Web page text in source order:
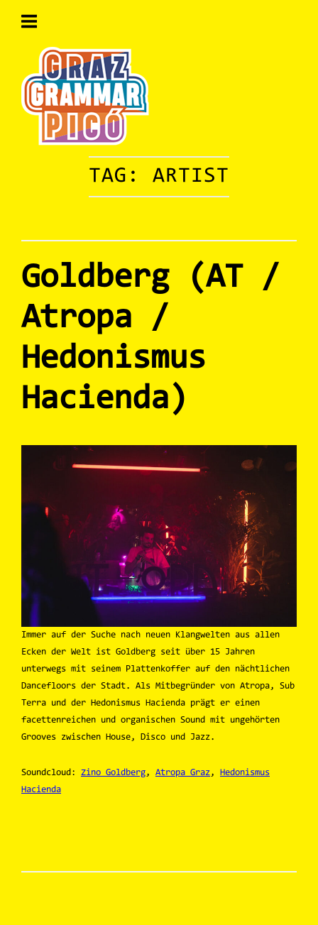
Home
TAG: ARTIST
Goldberg (AT /
Atropa /
Hedonismus
Hacienda)
Immer auf der Suche nach neuen Klangwelten aus allen
Ecken der Welt ist Goldberg seit über 15 Jahren
unterwegs mit seinem Plattenkoffer auf den nächtlichen
Dancefloors der Stadt. Als Mitbegründer von Atropa, Sub
Terra und der Hedonismus Hacienda prägt er einen
facettenreichen und organischen Sound mit ungehörten
Grooves zwischen House, Disco und Jazz.
Soundcloud: Zino Goldberg, Atropa Graz, Hedonismus
Hacienda